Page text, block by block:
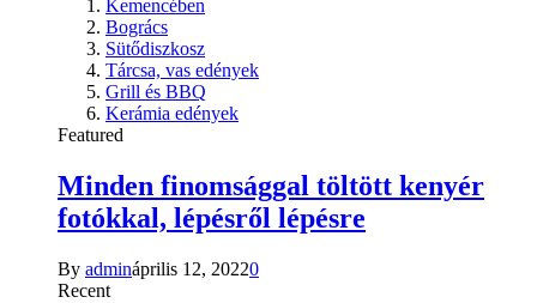
Kemencében
Bogrács
Sütődiszkosz
Tárcsa, vas edények
Grill és BBQ
Kerámia edények
Featured
Minden finomsággal töltött kenyér
fotókkal, lépésről lépésre
By admináprilis 12, 20220
Recent